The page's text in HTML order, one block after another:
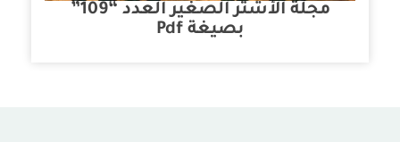
مجلة الأشتر الصغير العدد “109”
بصيغة Pdf